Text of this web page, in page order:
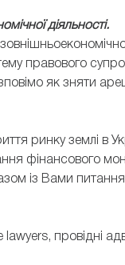
діяльності.
правового
як зняти
ринку землі в
фінансового
із Вами
провідні